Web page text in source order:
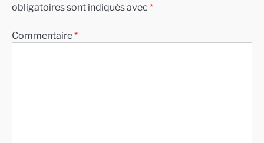
obligatoires sont indiqués avec *
Commentaire*